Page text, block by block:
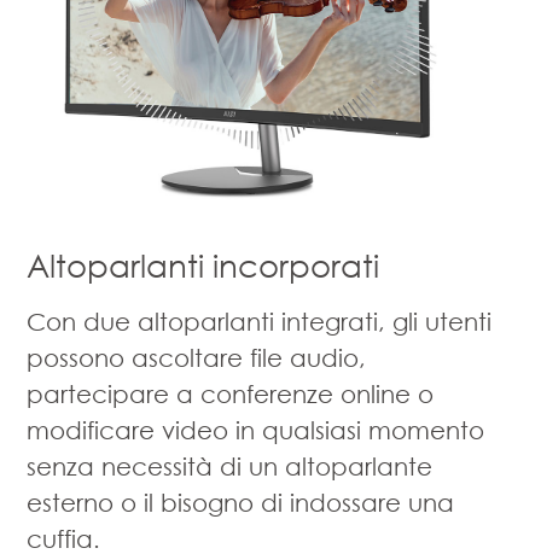
Altoparlanti incorporati
Con due altoparlanti integrati, gli utenti
possono ascoltare file audio,
partecipare a conferenze online o
modificare video in qualsiasi momento
senza necessità di un altoparlante
esterno o il bisogno di indossare una
cuffia.